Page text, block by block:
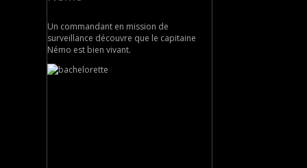
Un commandant en mission de
surveillance découvre que le capitaine
Némo est bien vivant.